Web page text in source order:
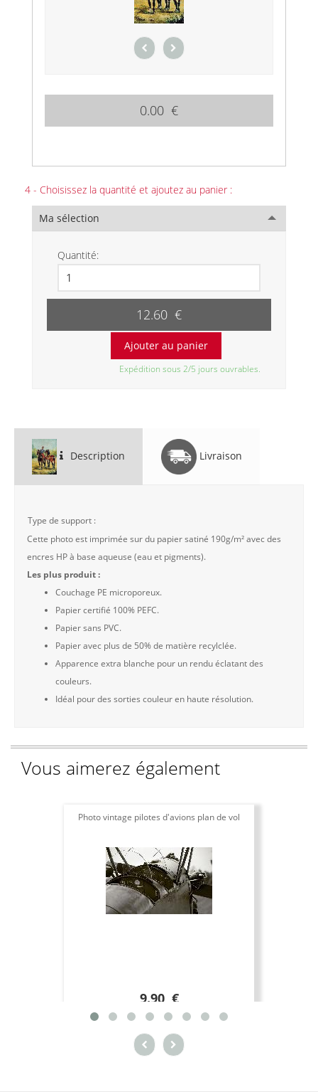
0.00 €
4 - Choisissez la quantité et ajoutez au panier :
Ma sélection
Quantité:
12.60 €
Expédition sous 2/5 jours ouvrables.
Description Livraison
Type de support :
Cette photo est imprimée sur du papier satiné 190g/m² avec des
encres HP à base aqueuse (eau et pigments).
Les plus produit :
Couchage PE microporeux.
Papier certifié 100% PEFC.
Papier sans PVC.
Papier avec plus de 50% de matière recylclée.
Apparence extra blanche pour un rendu éclatant des
couleurs.
Idéal pour des sorties couleur en haute résolution.
Vous aimerez également
Photo vintage pilotes d'avions plan de vol
9.90 €